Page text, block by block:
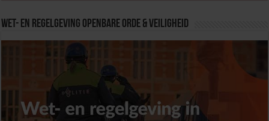
Wet- en Regelgeving Openbare Orde & Veiligheid